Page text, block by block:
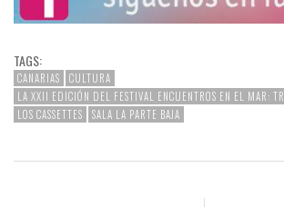
TAGS:
CANARIAS
CULTURA
LA XXII EDICIÓN DEL FESTIVAL ENCUENTROS EN EL MAR:
LOS CASSETTES
SALA LA PARTE BAJA